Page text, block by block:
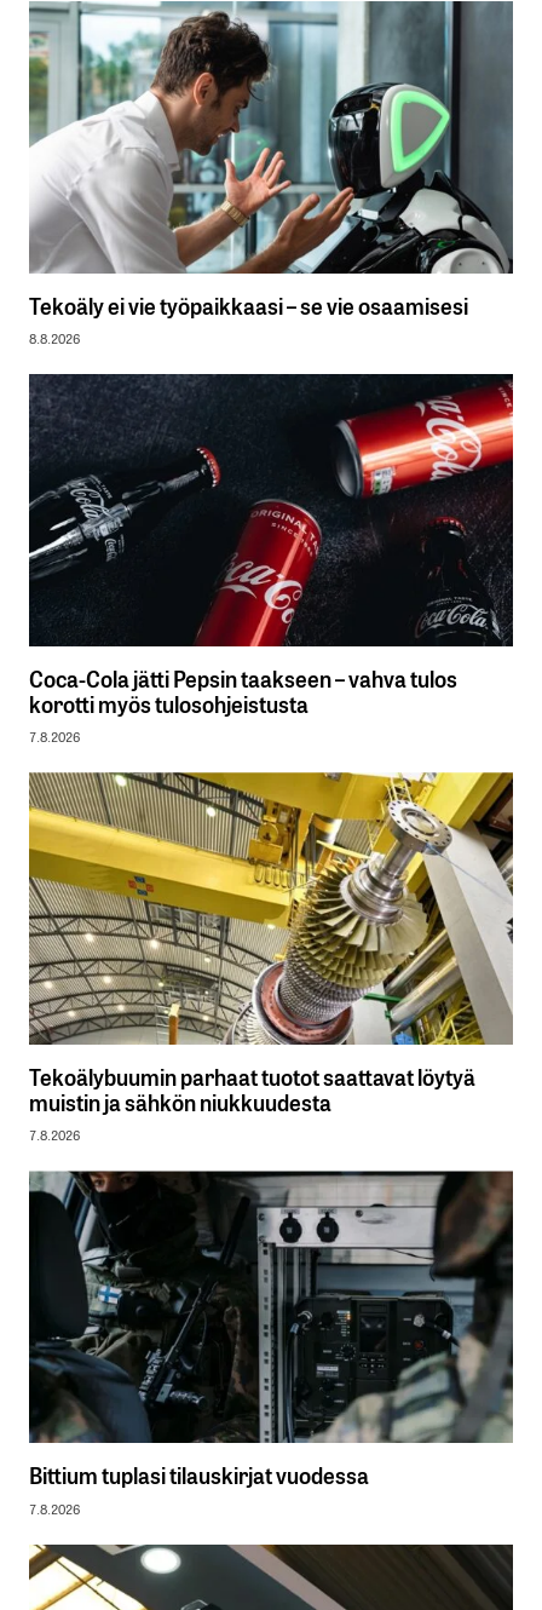
Tekoäly ei vie työpaikkaasi – se vie osaamisesi
8.8.2026
Coca-Cola jätti Pepsin taakseen – vahva tulos
korotti myös tulosohjeistusta
7.8.2026
Tekoälybuumin parhaat tuotot saattavat löytyä
muistin ja sähkön niukkuudesta
7.8.2026
Bittium tuplasi tilauskirjat vuodessa
7.8.2026